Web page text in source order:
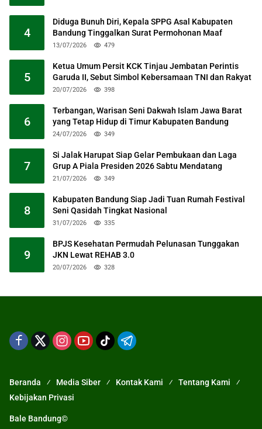
4
Diduga Bunuh Diri, Kepala SPPG Asal Kabupaten
Bandung Tinggalkan Surat Permohonan Maaf
13/07/2026 479
5
Ketua Umum Persit KCK Tinjau Jembatan Perintis
Garuda II, Sebut Simbol Kebersamaan TNI dan Rakyat
20/07/2026 398
6
Terbangan, Warisan Seni Dakwah Islam Jawa Barat
yang Tetap Hidup di Timur Kabupaten Bandung
24/07/2026 349
7
Si Jalak Harupat Siap Gelar Pembukaan dan Laga
Grup A Piala Presiden 2026 Sabtu Mendatang
21/07/2026 349
8
Kabupaten Bandung Siap Jadi Tuan Rumah Festival
Seni Qasidah Tingkat Nasional
31/07/2026 335
9
BPJS Kesehatan Permudah Pelunasan Tunggakan
JKN Lewat REHAB 3.0
20/07/2026 328
Beranda Media Siber Kontak Kami
Tentang Kami
Kebijakan Privasi
Bale Bandung©